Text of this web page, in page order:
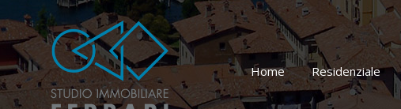
Home
Residenziale